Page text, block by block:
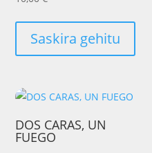
Saskira gehitu
DOS CARAS, UN
FUEGO